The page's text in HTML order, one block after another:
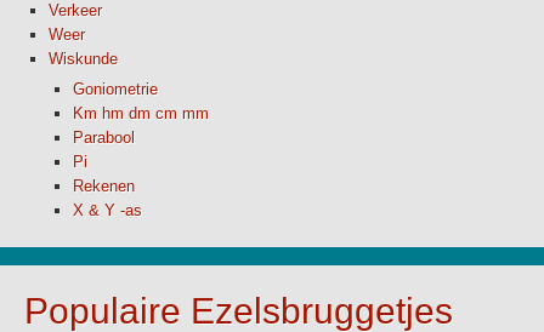
Verkeer
Weer
Wiskunde
Goniometrie
Km hm dm cm mm
Parabool
Pi
Rekenen
X & Y -as
Populaire Ezelsbruggetjes